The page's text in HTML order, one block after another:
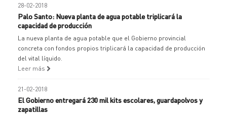
28-02-2018
Palo Santo: Nueva planta de agua potable triplicará la
capacidad de producción
La nueva planta de agua potable que el Gobierno provincial
concreta con fondos propios triplicará la capacidad de producción
del vital líquido.
Leer más
21-02-2018
El Gobierno entregará 230 mil kits escolares, guardapolvos y
zapatillas